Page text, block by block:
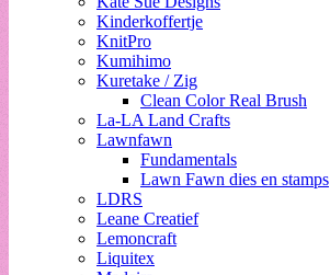
Kinderkoffertje
KnitPro
Kumihimo
Kuretake / Zig
Clean Color Real Brush
La-LA Land Crafts
Lawnfawn
Fundamentals
Lawn Fawn dies en stamps
LDRS
Leane Creatief
Lemoncraft
Liquitex